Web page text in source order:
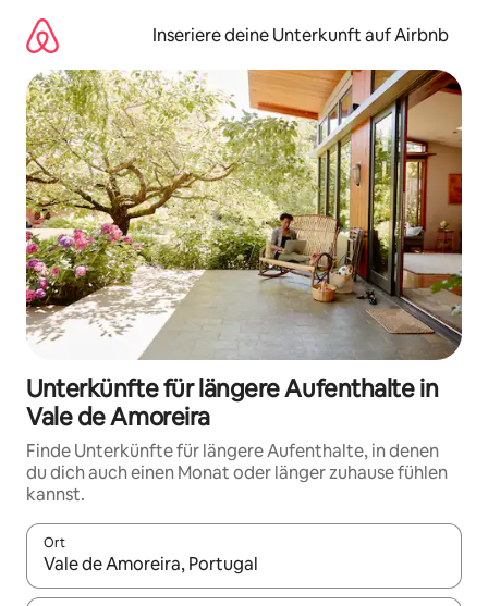
Inhalten
springen
Inseriere deine Unterkunft auf Airbnb
Unterkünfte für längere Aufenthalte in
Vale de Amoreira
Finde Unterkünfte für längere Aufenthalte, in denen
du dich auch einen Monat oder länger zuhause fühlen
kannst.
Ort
Wenn Ergebnisse verfügbar sind, navigiere mit den